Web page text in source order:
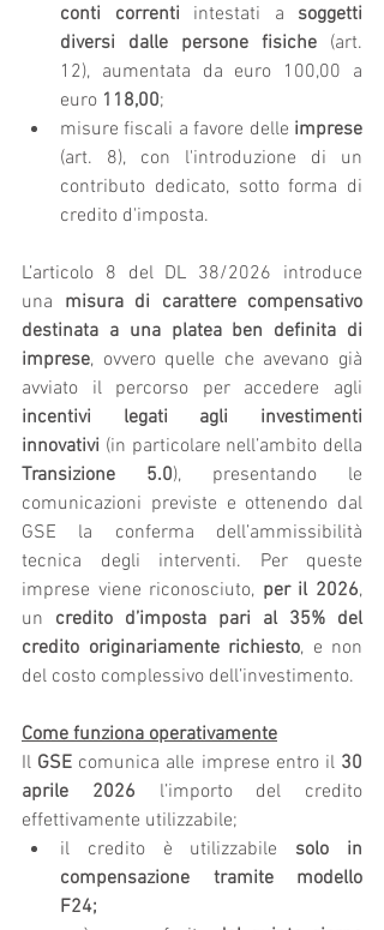
conti correnti intestati a soggetti
diversi dalle persone fisiche (art.
12), aumentata da euro 100,00 a
euro 118,00;
misure fiscali a favore delle imprese
(art. 8), con l'introduzione di un
contributo dedicato, sotto forma di
credito d'imposta.
L’articolo 8 del DL 38/2026 introduce
una misura di carattere compensativo
destinata a una platea ben definita di
imprese, ovvero quelle che avevano già
incentivi legati agli investimenti
innovativi
Transizione 5.0), presentando le
comunicazioni previste e ottenendo dal
GSE la conferma dell’ammissibilità
tecnica degli interventi. Per queste
imprese viene riconosciuto, per il 2026,
un credito d’imposta pari al 35% del
credito originariamente richiesto, e non
del costo complessivo dell’investimento.
Come funziona operativamente
Il GSE comunica alle imprese entro il 30
aprile 2026 l’importo del credito
effettivamente utilizzabile;
il credito è utilizzabile solo in
compensazione tramite modello
F24;